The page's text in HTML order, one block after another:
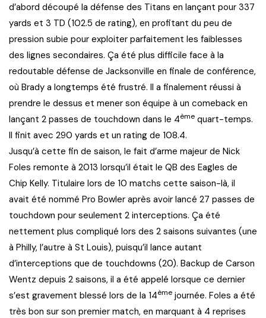
d’abord découpé la défense des Titans en lançant pour 337
yards et 3 TD (102.5 de rating), en profitant du peu de
pression subie pour exploiter parfaitement les faiblesses
des lignes secondaires. Ça été plus difficile face à la
redoutable défense de Jacksonville en finale de conférence,
où Brady a longtemps été frustré. Il a finalement réussi à
prendre le dessus et mener son équipe à un comeback en
lançant 2 passes de touchdown dans le 4ème quart-temps.
Il finit avec 290 yards et un rating de 108.4.
Jusqu’à cette fin de saison, le fait d’arme majeur de Nick
Foles remonte à 2013 lorsqu’il était le QB des Eagles de
Chip Kelly. Titulaire lors de 10 matchs cette saison-là, il
avait été nommé Pro Bowler après avoir lancé 27 passes de
touchdown pour seulement 2 interceptions. Ça été
nettement plus compliqué lors des 2 saisons suivantes (une
à Philly, l’autre à St Louis), puisqu’il lance autant
d’interceptions que de touchdowns (20). Backup de Carson
Wentz depuis 2 saisons, il a été appelé lorsque ce dernier
s’est gravement blessé lors de la 14ème journée. Foles a été
très bon sur son premier match, en marquant à 4 reprises